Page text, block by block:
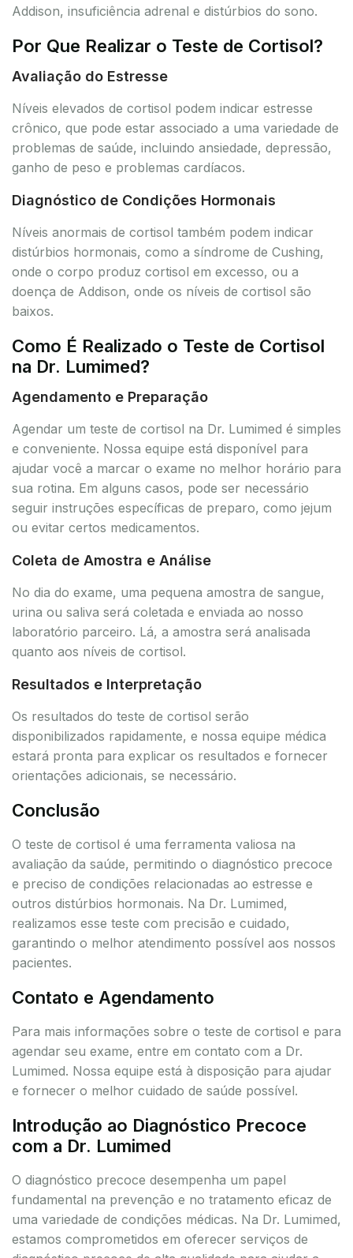
Addison, insuficiência adrenal e distúrbios do sono.
Por Que Realizar o Teste de Cortisol?
Avaliação do Estresse
Níveis elevados de cortisol podem indicar estresse
crônico, que pode estar associado a uma variedade de
problemas de saúde, incluindo ansiedade, depressão,
ganho de peso e problemas cardíacos.
Diagnóstico de Condições Hormonais
Níveis anormais de cortisol também podem indicar
distúrbios hormonais, como a síndrome de Cushing,
onde o corpo produz cortisol em excesso, ou a
doença de Addison, onde os níveis de cortisol são
baixos.
Como É Realizado o Teste de Cortisol
na Dr. Lumimed?
Agendamento e Preparação
Agendar um teste de cortisol na Dr. Lumimed é simples
e conveniente. Nossa equipe está disponível para
ajudar você a marcar o exame no melhor horário para
sua rotina. Em alguns casos, pode ser necessário
seguir instruções específicas de preparo, como jejum
ou evitar certos medicamentos.
Coleta de Amostra e Análise
No dia do exame, uma pequena amostra de sangue,
urina ou saliva será coletada e enviada ao nosso
laboratório parceiro. Lá, a amostra será analisada
quanto aos níveis de cortisol.
Resultados e Interpretação
Os resultados do teste de cortisol serão
disponibilizados rapidamente, e nossa equipe médica
estará pronta para explicar os resultados e fornecer
orientações adicionais, se necessário.
Conclusão
O teste de cortisol é uma ferramenta valiosa na
avaliação da saúde, permitindo o diagnóstico precoce
e preciso de condições relacionadas ao estresse e
outros distúrbios hormonais. Na Dr. Lumimed,
realizamos esse teste com precisão e cuidado,
garantindo o melhor atendimento possível aos nossos
pacientes.
Contato e Agendamento
Para mais informações sobre o teste de cortisol e para
agendar seu exame, entre em contato com a Dr.
Lumimed. Nossa equipe está à disposição para ajudar
e fornecer o melhor cuidado de saúde possível.
Introdução ao Diagnóstico Precoce
com a Dr. Lumimed
O diagnóstico precoce desempenha um papel
fundamental na prevenção e no tratamento eficaz de
uma variedade de condições médicas. Na Dr. Lumimed,
estamos comprometidos em oferecer serviços de